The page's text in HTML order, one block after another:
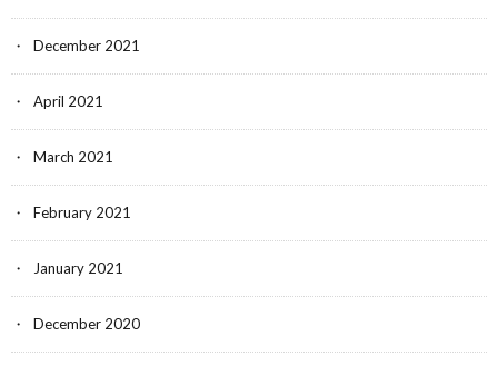
December 2021
April 2021
March 2021
February 2021
January 2021
December 2020